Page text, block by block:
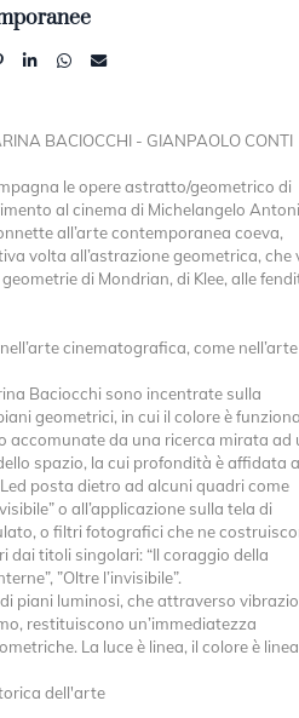
BACIOCCHI - GIANPAOLO CONTI
le opere astratto/geometrico di
al cinema di Michelangelo
all’arte contemporanea coeva,
volta all’astrazione geometrica, che
di Mondrian, di Klee, alle
cinematografica, come nell’arte
Baciocchi sono incentrate sulla
geometrici, in cui il colore è
accomunate da una ricerca mirata ad
spazio, la cui profondità è affidata
posta dietro ad alcuni quadri come
o all’applicazione sulla tela di
o filtri fotografici che ne
dai titoli singolari: “Il coraggio della
”Oltre l’invisibile”.
piani luminosi, che attraverso
restituiscono un’immediatezza
La luce è linea, il colore è
dell'arte